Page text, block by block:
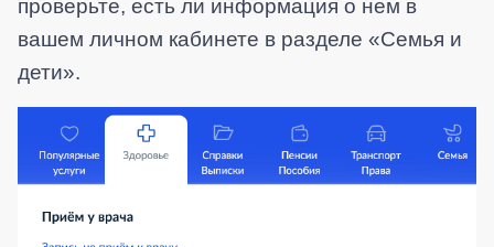
проверьте, есть ли информация о нем в
вашем личном кабинете в разделе «Семья и
дети».